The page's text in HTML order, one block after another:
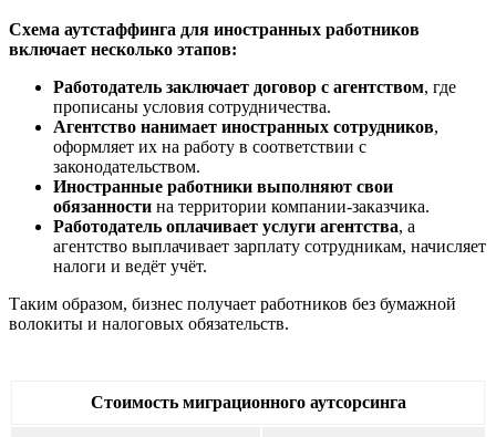
Схема аутстаффинга для иностранных работников
включает несколько этапов:
Работодатель заключает договор с агентством, где
прописаны условия сотрудничества.
Агентство нанимает иностранных сотрудников,
оформляет их на работу в соответствии с
законодательством.
Иностранные работники выполняют свои
обязанности на территории компании-заказчика.
Работодатель оплачивает услуги агентства, а
агентство выплачивает зарплату сотрудникам, начисляет
налоги и ведёт учёт.
Таким образом, бизнес получает работников без бумажной
волокиты и налоговых обязательств.
Стоимость миграционного аутсорсинга